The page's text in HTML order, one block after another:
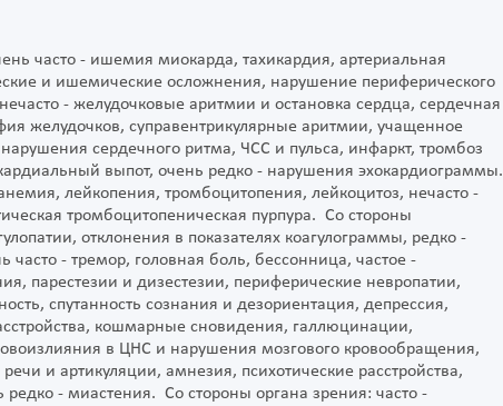
часто - ишемия миокарда, тахикардия, артериальная
и ишемические осложнения, нарушение периферического
- желудочковые аритмии и остановка сердца, сердечная
желудочков, суправентрикулярные аритмии, учащенное
сердечного ритма, ЧСС и пульса, инфаркт, тромбоз
выпот, очень редко - нарушения эхокардиограммы.
лейкопения, тромбоцитопения, лейкоцитоз, нечасто -
тромбоцитопеническая пурпура. Со стороны
отклонения в показателях коагулограммы, редко -
- тремор, головная боль, бессонница, частое -
парестезии и дизестезии, периферические невропатии,
спутанность сознания и дезориентация, депрессия,
кошмарные сновидения, галлюцинации,
в ЦНС и нарушения мозгового кровообращения,
и артикуляции, амнезия, психотические расстройства,
- миастения. Со стороны органа зрения: часто -